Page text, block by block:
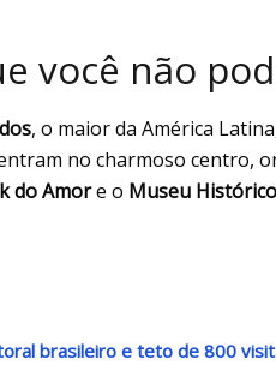
você não
, o maior da América
no charmoso centro,
do Amore o Museu
brasileiro e teto de 800